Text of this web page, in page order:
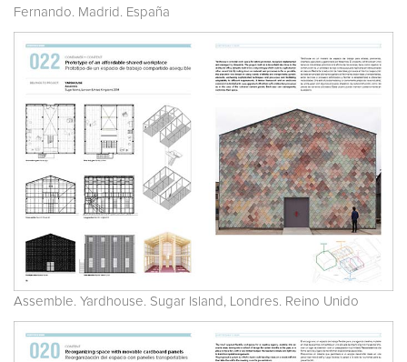
Fernando. Madrid. España
Assemble. Yardhouse. Sugar Island, Londres. Reino Unido